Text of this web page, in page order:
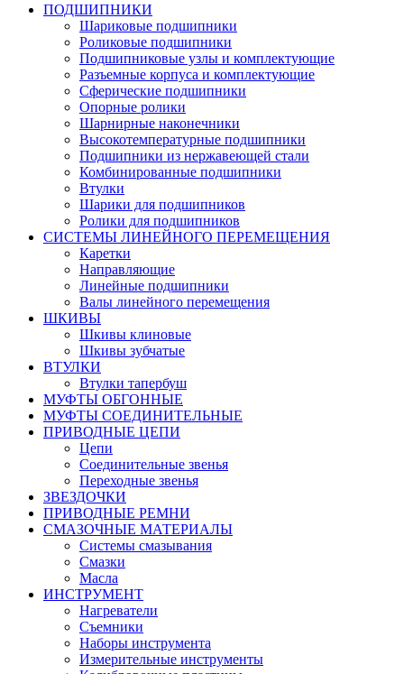
ПОДШИПНИКИ
Шариковые подшипники
Роликовые подшипники
Подшипниковые узлы и комплектующие
Разъемные корпуса и комплектующие
Сферические подшипники
Опорные ролики
Шарнирные наконечники
Высокотемпературные подшипники
Подшипники из нержавеющей стали
Комбинированные подшипники
Втулки
Шарики для подшипников
Ролики для подшипников
СИСТЕМЫ ЛИНЕЙНОГО ПЕРЕМЕЩЕНИЯ
Каретки
Направляющие
Линейные подшипники
Валы линейного перемещения
ШКИВЫ
Шкивы клиновые
Шкивы зубчатые
ВТУЛКИ
Втулки тапербуш
МУФТЫ ОБГОННЫЕ
МУФТЫ СОЕДИНИТЕЛЬНЫЕ
ПРИВОДНЫЕ ЦЕПИ
Цепи
Соединительные звенья
Переходные звенья
ЗВЕЗДОЧКИ
ПРИВОДНЫЕ РЕМНИ
СМАЗОЧНЫЕ МАТЕРИАЛЫ
Системы смазывания
Смазки
Масла
ИНСТРУМЕНТ
Нагреватели
Съемники
Наборы инструмента
Измерительные инструменты